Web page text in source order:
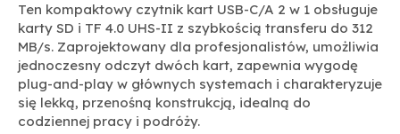
Ten kompaktowy czytnik kart USB-C/A 2 w 1 obsługuje
karty SD i TF 4.0 UHS-II z szybkością transferu do 312
MB/s. Zaprojektowany dla profesjonalistów, umożliwia
jednoczesny odczyt dwóch kart, zapewnia wygodę
plug-and-play w głównych systemach i charakteryzuje
się lekką, przenośną konstrukcją, idealną do
codziennej pracy i podróży.